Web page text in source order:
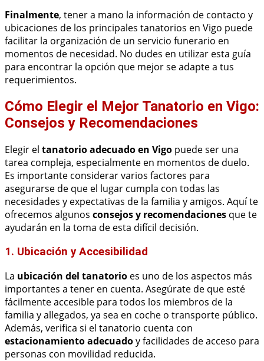
Finalmente, tener a mano la información de contacto y
ubicaciones de los principales tanatorios en Vigo puede
facilitar la organización de un servicio funerario en
momentos de necesidad. No dudes en utilizar esta guía
para encontrar la opción que mejor se adapte a tus
requerimientos.
Cómo Elegir el Mejor Tanatorio en Vigo:
Consejos y Recomendaciones
Elegir el tanatorio adecuado en Vigo puede ser una
tarea compleja, especialmente en momentos de duelo.
Es importante considerar varios factores para
asegurarse de que el lugar cumpla con todas las
necesidades y expectativas de la familia y amigos. Aquí te
ofrecemos algunos consejos y recomendaciones que te
ayudarán en la toma de esta difícil decisión.
1. Ubicación y Accesibilidad
La ubicación del tanatorio es uno de los aspectos más
importantes a tener en cuenta. Asegúrate de que esté
fácilmente accesible para todos los miembros de la
familia y allegados, ya sea en coche o transporte público.
Además, verifica si el tanatorio cuenta con
estacionamiento adecuadoy facilidades de acceso para
personas con movilidad reducida.